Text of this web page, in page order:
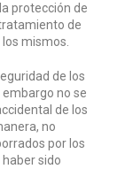
protección de
de
mismos.
de los
no se
de los
no
por los
sido